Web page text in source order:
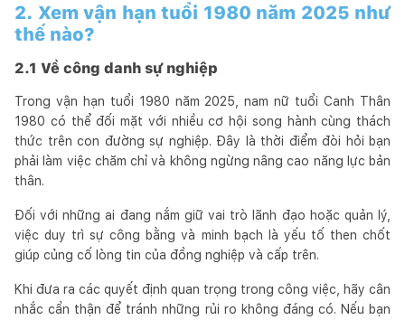
2. Xem vận hạn tuổi 1980 năm 2025 như
thế nào?
2.1 Về công danh sự nghiệp
Trong vận hạn tuổi 1980 năm 2025, nam nữ tuổi Canh Thân
1980 có thể đối mặt với nhiều cơ hội song hành cùng thách
thức trên con đường sự nghiệp. Đây là thời điểm đòi hỏi bạn
phải làm việc chăm chỉ và không ngừng nâng cao năng lực bản
thân.
Đối với những ai đang nắm giữ vai trò lãnh đạo hoặc quản lý,
việc duy trì sự công bằng và minh bạch là yếu tố then chốt
giúp củng cố lòng tin của đồng nghiệp và cấp trên.
Khi đưa ra các quyết định quan trọng trong công việc, hãy cân
nhắc cẩn thận để tránh những rủi ro không đáng có. Nếu bạn